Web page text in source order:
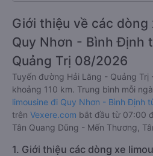
Giới thiệu về các dòng
Quy Nhơn - Bình Định
Quảng Trị 08/2026
Tuyến đường Hải Lăng - Quảng
khoảng 110 km. Trung bình mỗi
limousine đi Quy Nhơn - Bình Định
trên Vexere.com bắt đầu từ 07:00
Tân Quang Dũng - Mến Thương,
1. Giới thiệu các dòng xe